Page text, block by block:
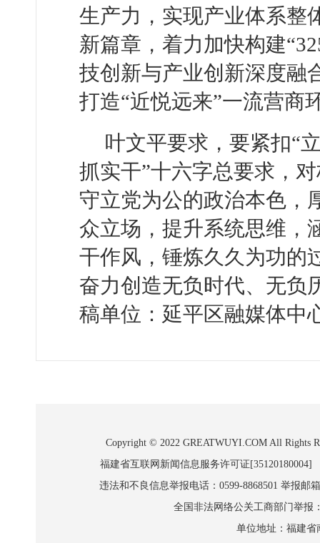
生产力，实现产业体系整
新篇章，着力加快构建
技创新与产业创新深度融
打造“近悦远来”一流营商
叶文平要求，要紧扣“
抓实干”十六字总要求，
守立党为公的政治本色，
众立场，提升系统思维，
干作风，锤炼久久为功的
奋力创造无负时代、无负
稿单位：延平区融媒体中
Copyright © 2022 GREATWUYI.COM All Rights
福建省互联网新闻信息服务许可证
违法和不良信息举报电话：0599-8868501 举报邮
全国非法网络公关工商部门举报
单位地址：福建省